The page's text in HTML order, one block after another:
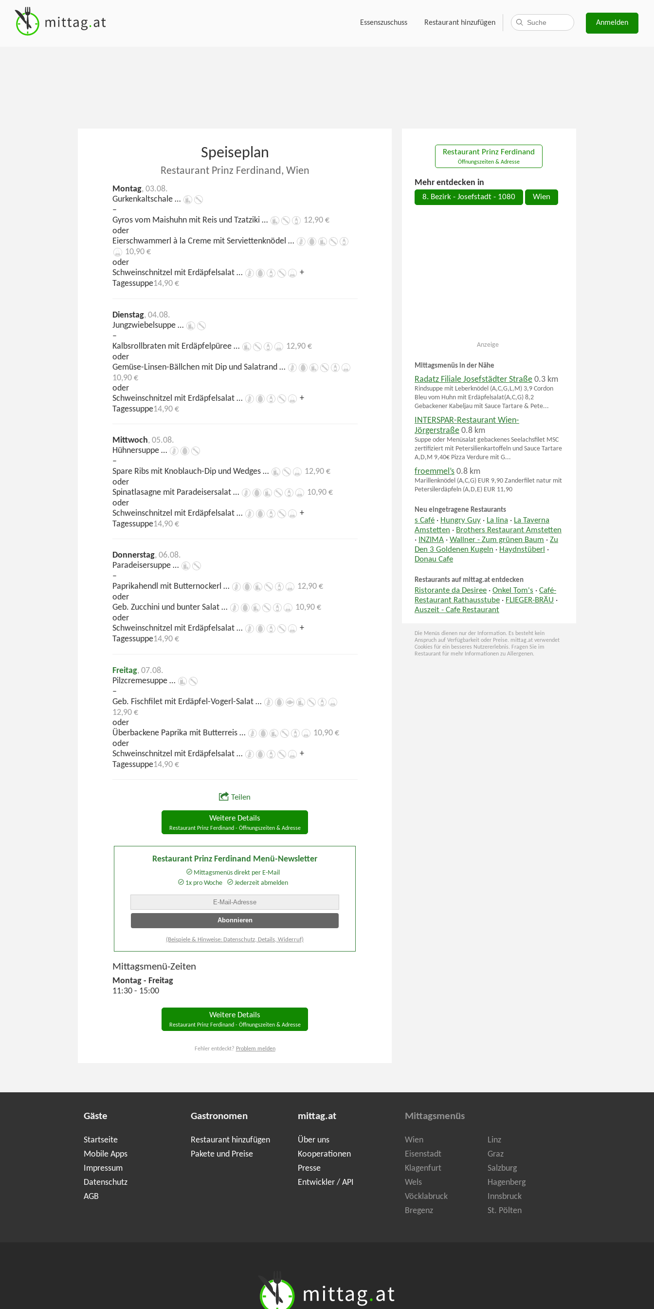
Essenszuschuss Restaurant hinzufügen Anmelden
Speiseplan
Restaurant Prinz Ferdinand, Wien
Montag, 03.08.
Gurkenkaltschale …
–
Gyros vom Maishuhn mit Reis und Tzatziki …
12,90 €
oder
Eierschwammerl à la Creme mit Serviettenknödel …
10,90 €
oder
Schweinschnitzel mit Erdäpfelsalat …
+
Tagessuppe14,90 €
Dienstag, 04.08.
Jungzwiebelsuppe …
–
Kalbsrollbraten mit Erdäpfelpüree …
12,90 €
oder
Gemüse-Linsen-Bällchen mit Dip und Salatrand …
10,90 €
oder
Schweinschnitzel mit Erdäpfelsalat …
+
Tagessuppe14,90 €
Mittwoch, 05.08.
Hühnersuppe …
–
Spare Ribs mit Knoblauch-Dip und Wedges …
12,90 €
oder
Spinatlasagne mit Paradeisersalat …
10,90 €
oder
Schweinschnitzel mit Erdäpfelsalat …
+
Tagessuppe14,90 €
Donnerstag, 06.08.
Paradeisersuppe …
–
Paprikahendl mit Butternockerl …
12,90 €
oder
Geb. Zucchini und bunter Salat …
10,90 €
oder
Schweinschnitzel mit Erdäpfelsalat …
+
Tagessuppe14,90 €
Freitag, 07.08.
Pilzcremesuppe …
–
Geb. Fischfilet mit Erdäpfel-Vogerl-Salat …
12,90 €
oder
Überbackene Paprika mit Butterreis …
10,90 €
oder
Schweinschnitzel mit Erdäpfelsalat …
+
Tagessuppe14,90 €
Teilen
Weitere Details
Restaurant Prinz Ferdinand - Öffnungszeiten & Adresse
Restaurant Prinz Ferdinand Menü-Newsletter
Mittagsmenüs direkt per E-Mail
1x pro Woche
Jederzeit abmelden
(Beispiele & Hinweise: Datenschutz, Details, Widerruf)
Mittagsmenü-Zeiten
Montag - Freitag
11:30 - 15:00
Weitere Details
Restaurant Prinz Ferdinand - Öffnungszeiten & Adresse
Fehler entdeckt? Problem melden
Restaurant Prinz Ferdinand
Öffnungszeiten & Adresse
Mehr entdecken in
8. Bezirk - Josefstadt - 1080 Wien
Anzeige
Mittagsmenüs in der Nähe
Radatz Filiale Josefstädter Straße 0.3 km
Rindsuppe mit Leberknödel (A,C,G,L,M) 3,9 Cordon
Bleu vom Huhn mit Erdäpfelsalat(A,C,G) 8,2
Gebackener Kabeljau mit Sauce Tartare & Pete...
INTERSPAR-Restaurant Wien-
Jörgerstraße 0.8 km
Suppe oder Menüsalat gebackenes Seelachsfilet MSC
zertifiziert mit Petersilienkartoffeln und Sauce Tartare
A,D,M 9,40€ Pizza Verdure mit G...
froemmel’s 0.8 km
Marillenknödel (A,C,G) EUR 9,90 Zanderfilet natur mit
Petersilerdäpfeln (A,D,E) EUR 11,90
Neu eingetragene Restaurants
s Café · Hungry Guy · La lina · La Taverna
Amstetten · Brothers Restaurant Amstetten
·
INZIMA ·Wallner - Zum grünen Baum ·Zu
Den 3 Goldenen Kugeln · Haydnstüberl ·
Donau Cafe
Restaurants auf mittag.at entdecken
Ristorante da Desiree ·Onkel Tom's ·Café-
Restaurant Rathausstube · FLIEGER-BRÄU ·
Auszeit - Cafe Restaurant
Die Menüs dienen nur der Information. Es besteht kein
Anspruch auf Verfügbarkeit oder Preise. mittag.at verwendet
Cookies für ein besseres Nutzererlebnis. Fragen Sie im
Restaurant für mehr Informationen zu Allergenen.
Gäste
Startseite
Mobile Apps
Impressum
Datenschutz
AGB
Gastronomen
Restaurant hinzufügen
Pakete und Preise
mittag.at
Über uns
Kooperationen
Presse
Entwickler / API
Mittagsmenüs
Wien
Linz
Eisenstadt
Graz
Klagenfurt
Salzburg
Wels
Hagenberg
Vöcklabruck
Innsbruck
Bregenz
St. Pölten